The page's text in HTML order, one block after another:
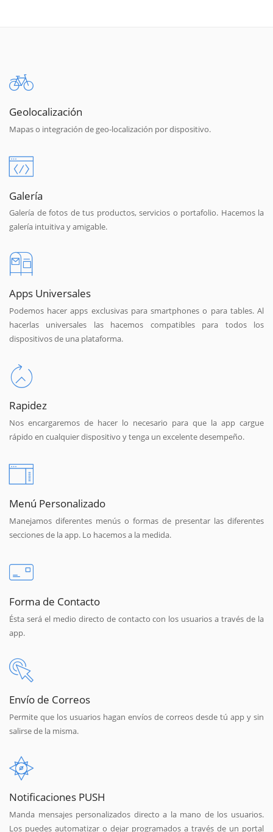
Geolocalización
Mapas o integración de geo-localización por dispositivo.
Galería
Galería de fotos de tus productos, servicios o portafolio. Hacemos la
galería intuitiva y amigable.
Apps Universales
Podemos hacer apps exclusivas para smartphones o para tables. Al
hacerlas universales las hacemos compatibles para todos los
dispositivos de una plataforma.
Rapidez
Nos encargaremos de hacer lo necesario para que la app cargue
rápido en cualquier dispositivo y tenga un excelente desempeño.
Menú Personalizado
Manejamos diferentes menús o formas de presentar las diferentes
secciones de la app. Lo hacemos a la medida.
Forma de Contacto
Ésta será el medio directo de contacto con los usuarios a través de la
app.
Envío de Correos
Permite que los usuarios hagan envíos de correos desde tú app y sin
salirse de la misma.
Notificaciones PUSH
Manda mensajes personalizados directo a la mano de los usuarios.
Los puedes automatizar o dejar programados a través de un portal